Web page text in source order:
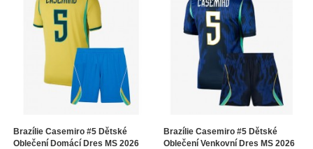
Brazílie Casemiro #5 Dětské
Oblečení Domácí Dres MS 2026
Brazílie Casemiro #5 Dětské
Oblečení Venkovní Dres MS 2026